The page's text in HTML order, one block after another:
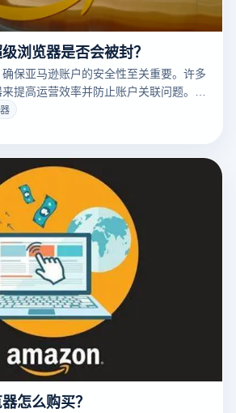
浏览器是否会被封？
保亚马逊账户的安全性至关重要。许多
提高运营效率并防止账户关联问题。然
级浏览器是否可能导致账户被封禁。本
亚马逊账户的影响，分析是否会导致账
怎么购买？